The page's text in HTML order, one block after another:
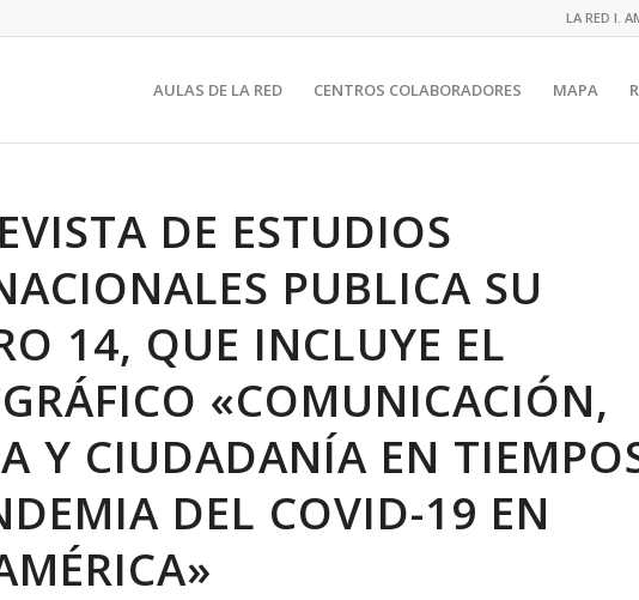
LA RED I.
AULAS DE LA RED CENTROS COLABORADORES MAPA
DE ESTUDIOS
PUBLICA SU
14, QUE INCLUYE EL
«COMUNICACIÓN,
Y CIUDADANÍA EN
DEL COVID-19 EN